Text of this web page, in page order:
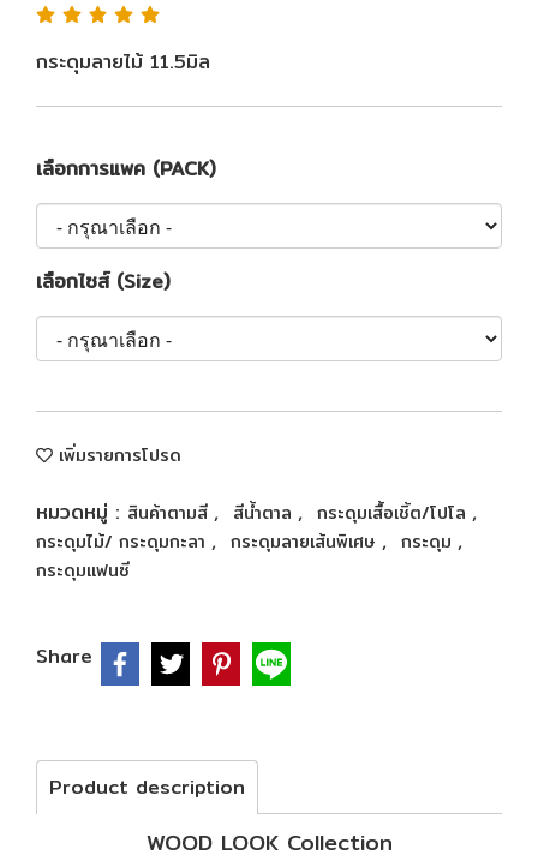
กระดุมลายไม้ 11.5มิล
เลือกการแพค (PACK)
เลือกไซส์ (Size)
เพิ่มรายการโปรด
หมวดหมู่ : สินค้าตามสี , สีน้ำตาล , กระดุมเสื้อเชิ้ต/โปโล ,
กระดุมไม้/ กระดุมกะลา , กระดุมลายเส้นพิเศษ , กระดุม ,
กระดุมแฟนซี
Share
Product description
WOOD LOOK Collection